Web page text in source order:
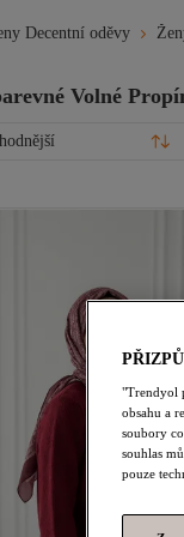
Decentní oděvy
Volné
"Trendyol
obsahu a
soubory
souhlas
pouze